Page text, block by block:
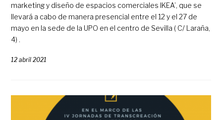
marketing y diseño de espacios comerciales IKEA’, que se
llevará a cabo de manera presencial entre el 12 y el 27 de
mayo en la sede de la UPO en el centro de Sevilla ( C/ Laraña,
4) .
12 abril 2021